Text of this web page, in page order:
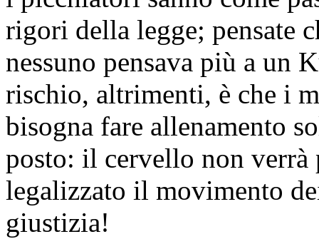
rigori della legge; pensate
nessuno pensava più a un
rischio, altrimenti, è che i
bisogna fare allenamento
posto: il cervello non verrà
legalizzato il movimento
giustizia!